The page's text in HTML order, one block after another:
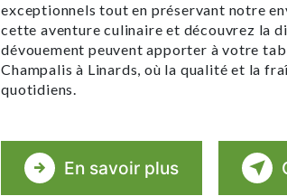
exceptionnels tout en préservant notre
cette aventure culinaire et découvrez la
dévouement peuvent apporter à votre
Champalis à Linards, où la qualité et la
quotidiens.
En savoir plus